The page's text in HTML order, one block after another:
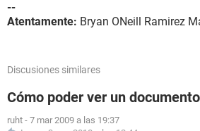
--
Atentamente: Bryan ONeill Ramirez
Discusiones similares
Cómo poder ver un
ruht - 7 mar 2009 a las 19:37